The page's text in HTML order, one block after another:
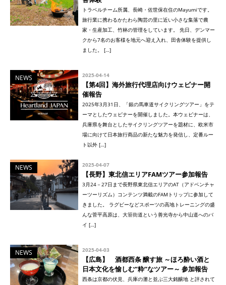
トラベルチーム所属、長崎・佐世保在住のMayumiです。
旅行業に携わるかたわら陶芸の里に近い小さな集落で農
家・生産加工、竹林の管理をしています。 先日、デンマー
クから7名のお客様を地元へ迎え入れ、田舎体験を提供し
ました。 […]
NEWS 2025-04-14
【第4回】海外旅行代理店向けウェビナー開
催報告
2025年3月31日、「銀の馬車道サイクリングツアー」をテ
ーマとしたウェビナーを開催しました。本ウェビナーは、
兵庫県を舞台としたサイクリングツアーを題材に、欧米市
場に向けて日本旅行商品の新たな魅力を発信し、定番ルー
ト以外 […]
NEWS 2025-04-07
【長野】東北信エリアFAMツアー参加報告
3月24－27日まで長野県東北信エリアのAT（アドベンチャ
ーツーリズム）コンテンツ満載のFAMトリップに参加して
きました。 ラグビーなどスポーツの高地トレーニングの盛
んな菅平高原は、大笹街道という善光寺から中山道へのバ
イ […]
NEWS 2025-04-03
【広島】 酒都西条 醸す旅 ～ほろ酔い酒と
日本文化を愉しむ”粋”なツアー～ 参加報告
西条は京都の伏見、兵庫の灘と並ぶ三大銘醸地 と評されて